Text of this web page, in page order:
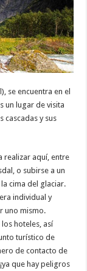
se encuentra en el
un lugar de visita
cascadas y sus
realizar aquí, entre
o subirse a un
cima del glaciar.
individual y
uno mismo.
hoteles, así
turístico de
de contacto de
que hay peligros